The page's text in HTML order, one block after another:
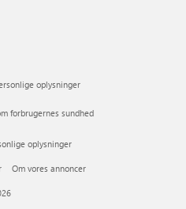
oplysninger
forbrugernes sundhed
oplysninger
Om vores annoncer